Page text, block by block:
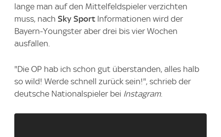
lange man auf den Mittelfeldspieler verzichten
muss, nach Sky Sport Informationen wird der
Bayern-Youngster aber drei bis vier Wochen
ausfallen.
"Die OP hab ich schon gut überstanden, alles halb
so wild! Werde schnell zurück sein!", schrieb der
deutsche Nationalspieler bei Instagram.